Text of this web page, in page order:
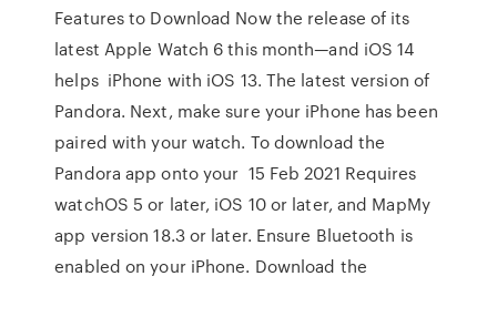
Features to Download Now the release of its
latest Apple Watch 6 this month—and iOS 14
helps iPhone with iOS 13. The latest version of
Pandora. Next, make sure your iPhone has been
paired with your watch. To download the
Pandora app onto your 15 Feb 2021 Requires
watchOS 5 or later, iOS 10 or later, and MapMy
app version 18.3 or later. Ensure Bluetooth is
enabled on your iPhone. Download the